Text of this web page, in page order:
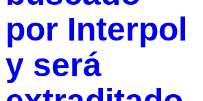
por Interpol
y será